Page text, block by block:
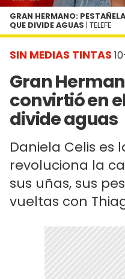
SIN MEDIAS TINTAS
Gran
convirtió en
divide aguas
Daniela Celis es
revoluciona la
sus uñas, sus
vueltas con
GRAN HERMANO:
QUE DIVIDE AGUAS | TELEFE